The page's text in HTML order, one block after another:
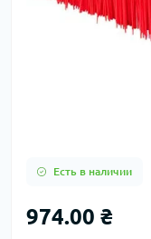
Есть в наличии
974.00 ₴